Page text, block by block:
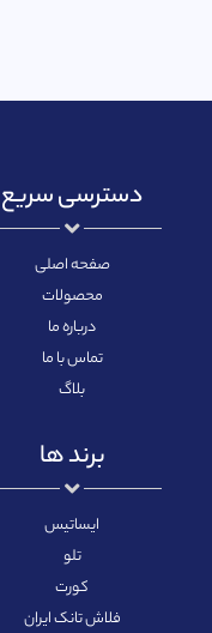
دسترسی سریع
صفحه اصلی
محصولات
درباره ما
تماس با ما
بلاگ
برند ها
ایساتیس
تلو
کورت
فلاش تانک ایران